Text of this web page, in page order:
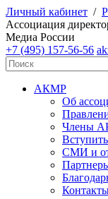
Личный кабинет /
Ассоциация
Медиа России
+7 (495) 157-56-56
АКМР
Об
Члены
СМИ и